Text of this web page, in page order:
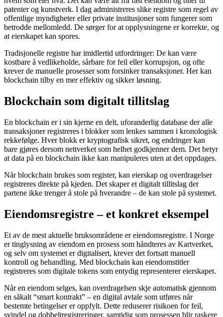
patenter og kunstverk. I dag administreres slike registre som regel av
offentlige myndigheter eller private institusjoner som fungerer som
betrodde mellomledd. De sørger for at opplysningene er korrekte, og
at eierskapet kan spores.
Tradisjonelle registre har imidlertid utfordringer: De kan være
kostbare å vedlikeholde, sårbare for feil eller korrupsjon, og ofte
krever de manuelle prosesser som forsinker transaksjoner. Her kan
blockchain tilby en mer effektiv og sikker løsning.
Blockchain som digitalt tillitslag
En blockchain er i sin kjerne en delt, uforanderlig database der alle
transaksjoner registreres i blokker som lenkes sammen i kronologisk
rekkefølge. Hver blokk er kryptografisk sikret, og endringer kan
bare gjøres dersom nettverket som helhet godkjenner dem. Det betyr
at data på en blockchain ikke kan manipuleres uten at det oppdages.
Når blockchain brukes som register, kan eierskap og overdragelser
registreres direkte på kjeden. Det skaper et digitalt tillitslag der
partene ikke trenger å stole på hverandre – de kan stole på systemet.
Eiendomsregistre – et konkret eksempel
Et av de mest aktuelle bruksområdene er eiendomsregistre. I Norge
er tinglysning av eiendom en prosess som håndteres av Kartverket,
og selv om systemet er digitalisert, krever det fortsatt manuell
kontroll og behandling. Med blockchain kan eiendomstitler
registreres som digitale tokens som entydig representerer eierskapet.
Når en eiendom selges, kan overdragelsen skje automatisk gjennom
en såkalt “smart kontrakt” – en digital avtale som utføres når
bestemte betingelser er oppfylt. Dette reduserer risikoen for feil,
svindel og dobbeltregistreringer, samtidig som prosessen blir raskere